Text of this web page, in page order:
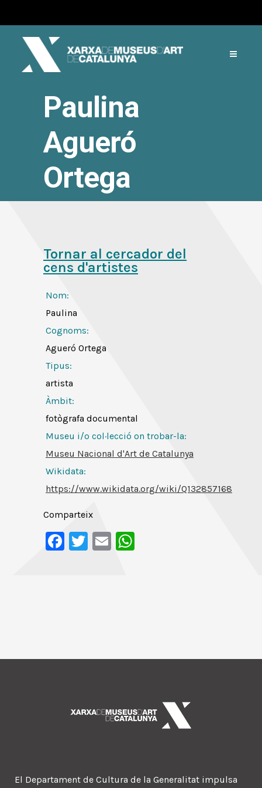
Paulina
Agueró
Ortega
Tornar al cercador del
cens d'artistes
Nom:
Paulina
Cognoms:
Agueró Ortega
Tipus:
artista
Àmbit:
fotògrafa documental
Museu i/o col·lecció on trobar-la:
Museu Nacional d'Art de Catalunya
Wikidata:
https://www.wikidata.org/wiki/Q132857168
Comparteix
Facebook
Twitter
Email
El Departament de Cultura de la Generalitat impulsa